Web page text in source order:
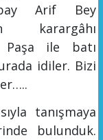
Arif Bey
karargâhı
Paşa ile batı
idiler. Bizi
.
tanışmaya
bulunduk.